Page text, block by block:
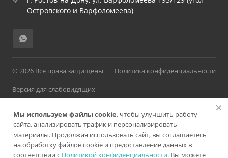
Островского и Варфоломеева)
© 2026 Все права защищены
Политика конфиденциальности
Версия для слабовидящих
Разработано в
Мы используем файлы cookie, чтобы улучшить работу
сайта, анализировать трафик и персонализировать
материалы. Продолжая использовать сайт, вы соглашаетесь
на обработку файлов cookie и предоставление данных в
соответствии с Политикой конфиденциальности. Вы можете